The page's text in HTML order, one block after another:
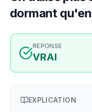
dormant
REPONSE
VRAI
EXPLICATION